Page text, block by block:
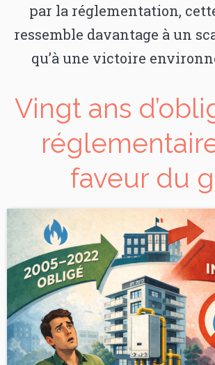
par la réglementation,
ressemble davantage à un
qu’à une victoire
Vingt ans
faveur du